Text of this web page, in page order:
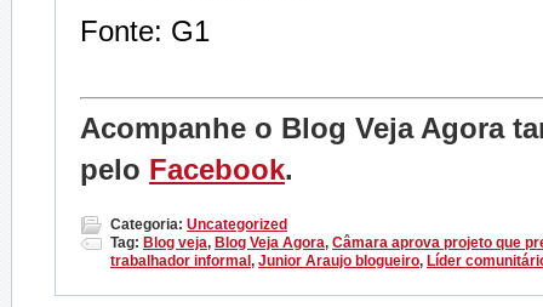
Fonte: G1
Acompanhe o Blog Veja Agora
pelo Facebook.
Categoria: Uncategorized
Tag: Blog veja, Blog Veja Agora, Câmara aprova projeto que
trabalhador informal , Junior Araujo blogueiro, Líder